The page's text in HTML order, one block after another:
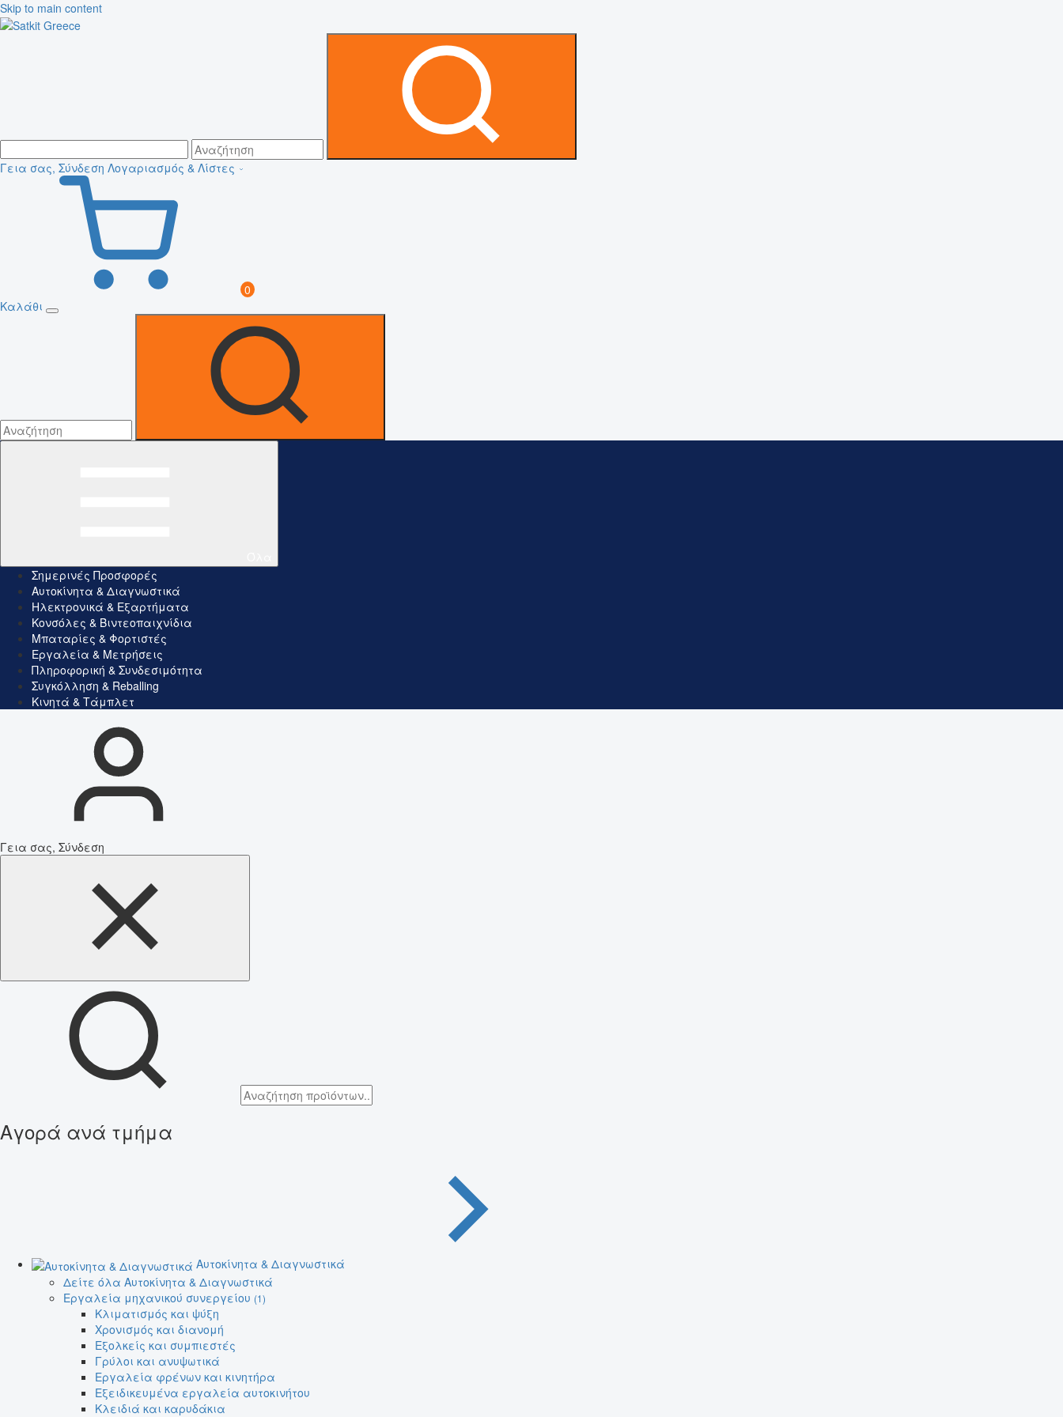
Skip to main content
Γεια σας, Σύνδεση Λογαριασμός & Λίστες
0
Καλάθι
Σημερινές Προσφορές
Αυτοκίνητα & Διαγνωστικά
Ηλεκτρονικά & Εξαρτήματα
Κονσόλες & Βιντεοπαιχνίδια
Μπαταρίες & Φορτιστές
Εργαλεία & Μετρήσεις
Πληροφορική & Συνδεσιμότητα
Συγκόλληση & Reballing
Κινητά & Τάμπλετ
Γεια σας, Σύνδεση
Αγορά ανά τμήμα
Αυτοκίνητα & Διαγνωστικά
Δείτε όλα Αυτοκίνητα & Διαγνωστικά
Εργαλεία μηχανικού συνεργείου (1)
Κλιματισμός και ψύξη
Χρονισμός και διανομή
Εξολκείς και συμπιεστές
Γρύλοι και ανυψωτικά
Εργαλεία φρένων και κινητήρα
Εξειδικευμένα εργαλεία αυτοκινήτου
Κλειδιά και καρυδάκια